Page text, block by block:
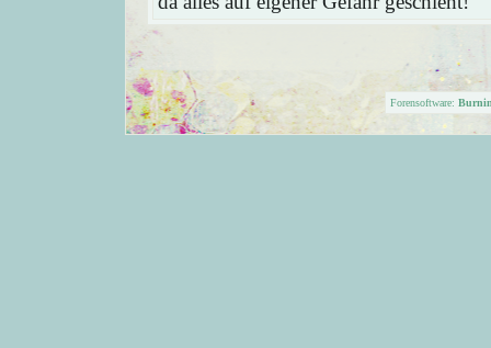
Forensoftware: